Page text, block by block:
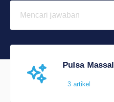
Pulsa Massal
3 artikel